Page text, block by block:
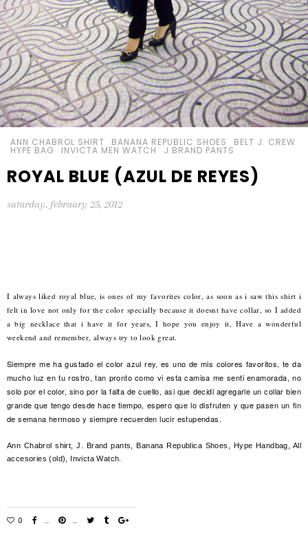
ANN CHABROL SHIRT BANANA REPUBLIC SHOES BELT J. CREW
HYPE BAG INVICTA MEN WATCH J.BRAND PANTS
ROYAL BLUE (AZUL DE REYES)
saturday, february 25, 2012
I always liked royal blue, is ones of my favorites color, as soon as i saw this shirt i
felt in love not only for the color specially because it doesnt have collar, so I added
a big necklace that i have it for years, I hope you enjoy it, Have a wonderful
weekend and remember, always try to look great.
Siempre me ha gustado el color azul rey, es uno de mis colores favoritos, te da
mucho luz en tu rostro, tan pronto como vi esta camisa me senti enamorada, no
solo por el color, sino por la falta de cuello, asi que decidi agregarle un collar bien
grande que tengo desde hace tiempo, espero que lo disfruten y que pasen un fin
de semana hermoso y siempre recuerden lucir estupendas.
Ann Chabrol shirt, J. Brand pants, Banana Republica Shoes, Hype Handbag, All
accesories (old), Invicta Watch.